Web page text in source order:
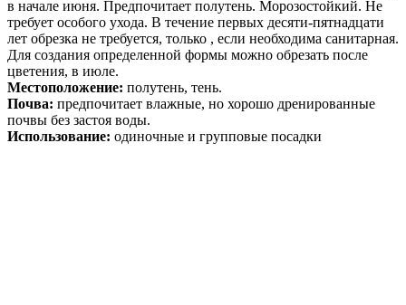
в начале июня. Предпочитает полутень. Морозостойкий. Не
требует особого ухода. В течение первых десяти-пятнадцати
лет обрезка не требуется, только , если необходима санитарная.
Для создания определенной формы можно обрезать после
цветения, в июле.
Местоположение: полутень, тень.
Почва: предпочитает влажные, но хорошо дренированные
почвы без застоя воды.
Использование: одиночные и групповые посадки